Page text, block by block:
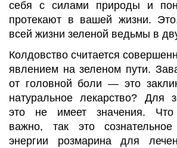
себя с силами природы и
протекают в вашей жизни.
всей жизни зеленой ведьмы в
Колдовство считается
явлением на зеленом пути.
от головной боли— это
натуральное лекарство? Для
это не имеет значения. Что
важно, так это сознательное
энергии розмарина для